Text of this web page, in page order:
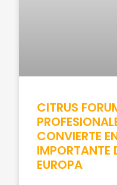
CITRUS
CONVIERTE
IMPORTANTE
EUROPA